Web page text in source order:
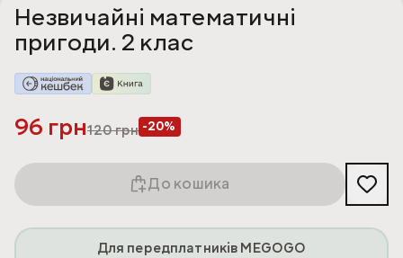
Незвичайні математичні
пригоди. 2 клас
96 грн120грн -20%
До кошика
Для передплатників MEGOGO